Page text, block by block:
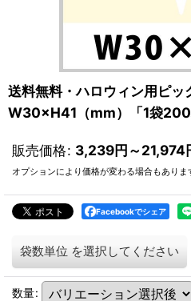
送料無料・ハロウィン用ピッ
W30×H41（mm）「1袋200
販売価格: 3,239円～21,974
オプションにより価格が変わる場合もありま
Facebookでシェア
袋数単位 を選択してください
数量: